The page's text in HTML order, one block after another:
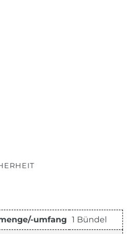
umfang 1 Bündel